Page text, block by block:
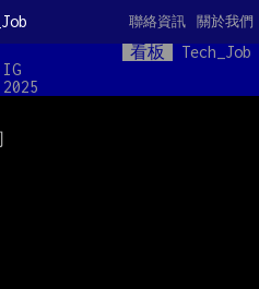
關於我們
聯絡資訊
看板
Tech_Job